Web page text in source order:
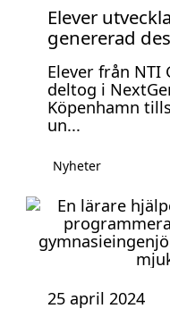
Elever
genererad
Elever från NTI
deltog i
Köpenhamn
un...
Nyheter
25 april 2024